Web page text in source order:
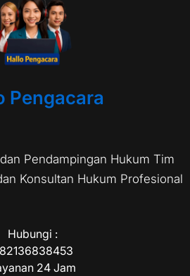
Pengacara
Pendampingan Hukum Tim
Konsultan Hukum Profesional
Hubungi :
24 Jam